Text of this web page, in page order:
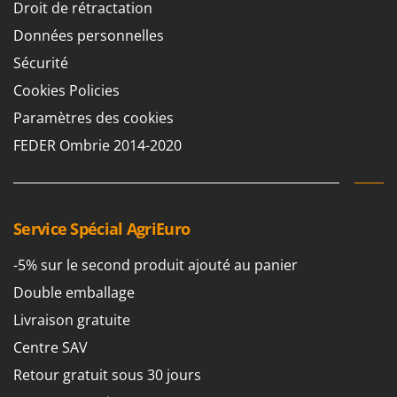
Groupes électrogènes
Gyrobroyeurs à lame pour tracteur
H
Haches - Cognées et Hachettes
Hachoirs à viande
Herses à Dents
Lames à neige
Lave-vitres
Lieuses électriques pour vignes
M
Machines à pâtes
E
EcoFlow
Edilmark
Effeuno
Einhell
Elegen
Eschenfelder
F
FAC
Fama Industrie
Famag
Droit de rétractation
Données personnelles
Sécurité
Cookies Policies
Paramètres des cookies
FEDER Ombrie 2014-2020
Service Spécial AgriEuro
-5% sur le second produit ajouté au panier
Double emballage
Livraison gratuite
Centre SAV
Retour gratuit sous 30 jours